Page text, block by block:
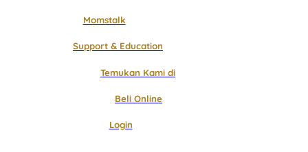
Momstalk
Support & Education
Temukan Kami di
Beli Online
Login